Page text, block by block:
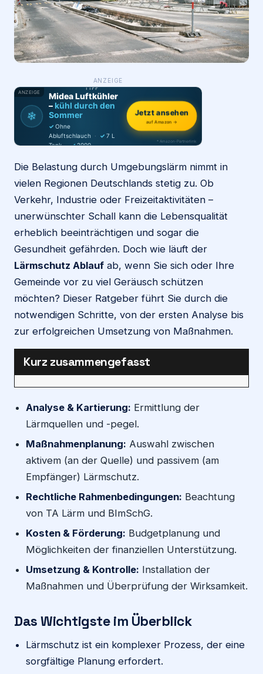
Login
ANZEIGE
ANZEIGE
❄
PRODUKT-
TIPP
Midea Luftkühler
–kühl durch den
Sommer
✓ Ohne
Abluftschlauch · ✓ 7 L
Tank · ✓2000
Jetzt ansehen
auf Amazon →
* Amazon-Partnerlink
Die Belastung durch Umgebungslärm nimmt in
vielen Regionen Deutschlands stetig zu. Ob
Verkehr, Industrie oder Freizeitaktivitäten –
unerwünschter Schall kann die Lebensqualität
erheblich beeinträchtigen und sogar die
Gesundheit gefährden. Doch wie läuft der
Lärmschutz Ablauf ab, wenn Sie sich oder Ihre
Gemeinde vor zu viel Geräusch schützen
möchten? Dieser Ratgeber führt Sie durch die
notwendigen Schritte, von der ersten Analyse bis
zur erfolgreichen Umsetzung von Maßnahmen.
Kurz zusammengefasst
Analyse & Kartierung: Ermittlung der
Lärmquellen und -pegel.
Maßnahmenplanung: Auswahl zwischen
aktivem (an der Quelle) und passivem (am
Empfänger) Lärmschutz.
Rechtliche Rahmenbedingungen: Beachtung
von TA Lärm und BImSchG.
Kosten & Förderung: Budgetplanung und
Möglichkeiten der finanziellen Unterstützung.
Umsetzung & Kontrolle: Installation der
Maßnahmen und Überprüfung der Wirksamkeit.
Das Wichtigste im Überblick
Lärmschutz ist ein komplexer Prozess, der eine
sorgfältige Planung erfordert.